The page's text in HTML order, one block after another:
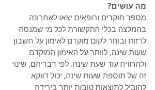
מה עושים?
מספר חוקרים ורופאים יצאו לאחרונה
בהמלצה בכלי התקשורת לכל מי שמנסה
לרזות ובוחר לקום מוקדם לאימון על חשבון
שעות שינה, לוותר על האימון המוקדם
ולהרוויח עוד שעת שינה. לפי דבריהם, שינוי
זה של תוספת שעות שינה, יכול דווקא
להוביל לתוצאות טובות יותר בירידה